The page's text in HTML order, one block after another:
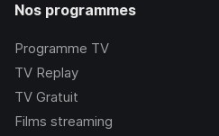
Nos programmes
Programme TV
TV Replay
TV Gratuit
Films streaming